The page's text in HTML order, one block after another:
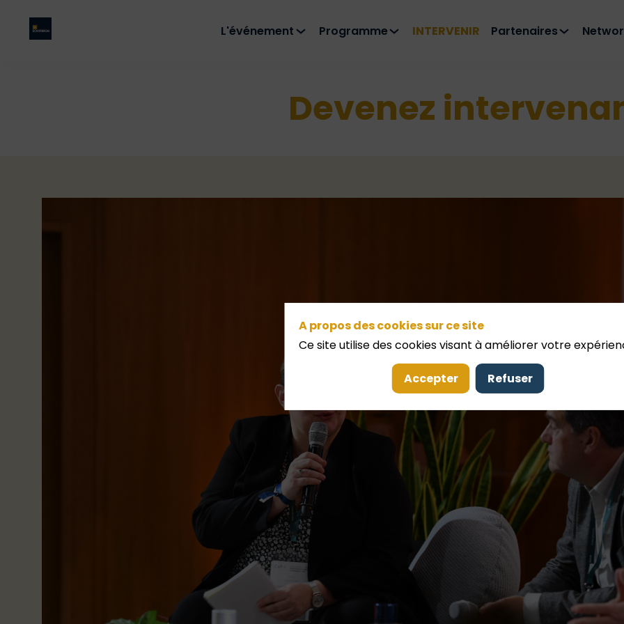
L'événement Programme INTERVENIR Partenaires
Devenez
A propos des cookies sur ce site
Ce site utilise des cookies visant à améliorer votre
Accepter Refuser